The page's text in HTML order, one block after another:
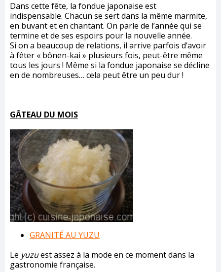
Dans cette fête, la fondue japonaise est
indispensable. Chacun se sert dans la même marmite,
en buvant et en chantant. On parle de l’année qui se
termine et de ses espoirs pour la nouvelle année.
Si on a beaucoup de relations, il arrive parfois d’avoir
à fêter « bônen-kai » plusieurs fois, peut-être même
tous les jours ! Même si la fondue japonaise se décline
en de nombreuses… cela peut être un peu dur !
GÂTEAU DU MOIS
GRANITÉ AU YUZU
Le yuzuest assez à la mode en ce moment dans la
gastronomie française.